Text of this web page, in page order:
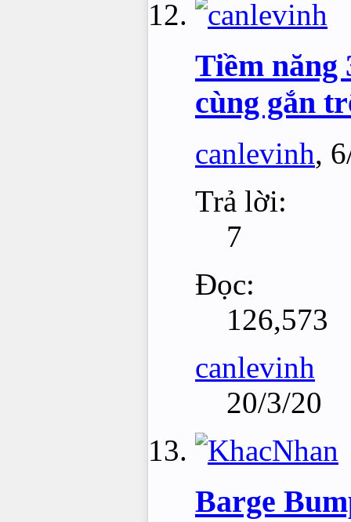
Tiềm năng
cùng gắn
canlevinh,
Trả lời:
7
Đọc:
126,573
canlevinh
20/3/20
Barge